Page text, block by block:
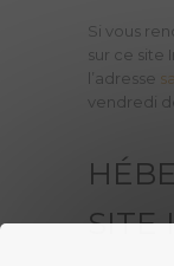
Si vous
sur ce site
l’adresse
vendredi
SITE